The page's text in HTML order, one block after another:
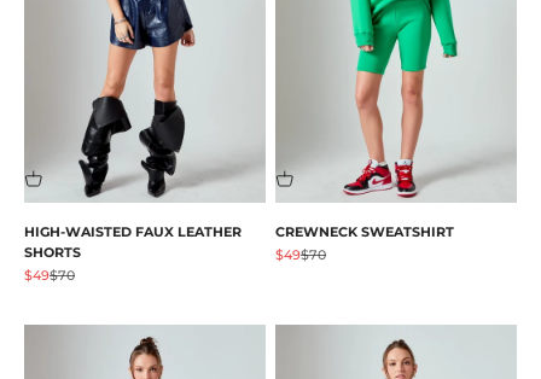
HIGH-WAISTED FAUX LEATHER
SHORTS
Angebot
$49Regulärer Preis
$70
CREWNECK SWEATSHIRT
Angebot
$49Regulärer Preis
$70